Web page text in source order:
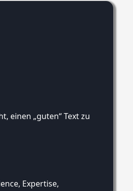
einen „guten“ Text zu
Expertise,